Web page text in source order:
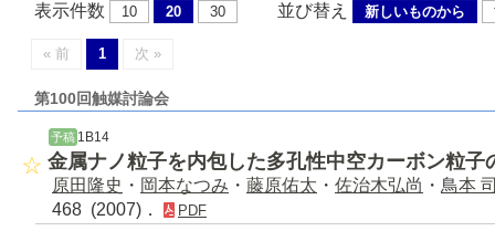
表示件数 10 20 30 並び替え 新しいものから
« 前 1 次 »
第100回触媒討論会
予稿 1B14
金属ナノ粒子を内包した多孔性中空カーボン粒子
原田隆史 ・ 岡本なつみ ・ 藤原佑太 ・ 佐治木弘尚 ・ 鳥本
468 (2007)．
PDF